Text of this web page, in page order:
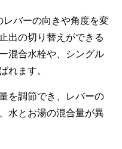
レバーの向きや角度を変
出の切り替えができる
混合水栓や、シングル
れます。
を調節でき、レバーの
水とお湯の混合量が異